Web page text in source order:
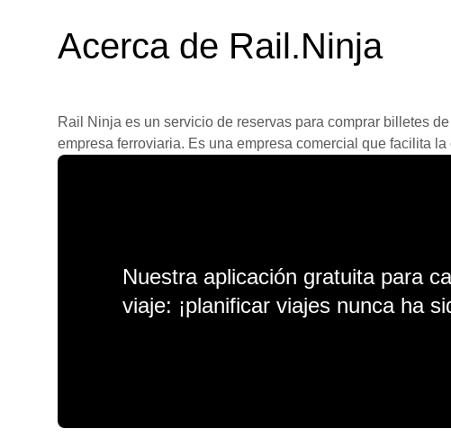
Acerca de Rail.Ninja
Rail Ninja es un servicio de reservas para comprar billetes
empresa ferroviaria. Es una empresa comercial que facilita
Nuestra aplicación gratuita para
viaje: ¡planificar viajes nunca ha